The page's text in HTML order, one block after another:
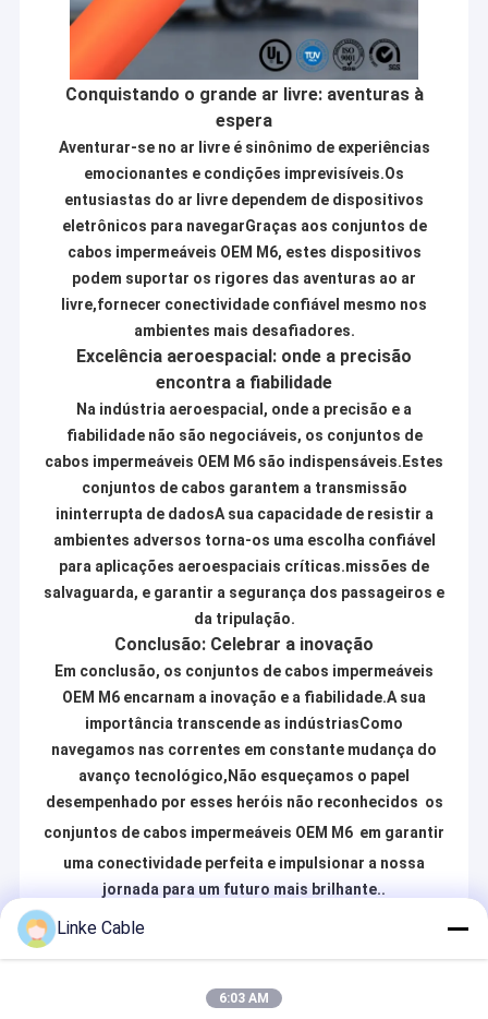
Casa
Produtos
Quem Somos
Fábrica
Controle de Qualidade
Fale Conosco
notícias
Todos os casos
UL Fios elétricos
cabo do carregador do ev
Conquistando o grande ar livre: aventuras à
espera
Aventurar-se no ar livre é sinônimo de experiências
emocionantes e condições imprevisíveis.Os
entusiastas do ar livre dependem de dispositivos
eletrônicos para navegarGraças aos conjuntos de
cabos impermeáveis OEM M6, estes dispositivos
podem suportar os rigores das aventuras ao ar
livre,fornecer conectividade confiável mesmo nos
ambientes mais desafiadores.
Excelência aeroespacial: onde a precisão
encontra a fiabilidade
Na indústria aeroespacial, onde a precisão e a
fiabilidade não são negociáveis, os conjuntos de
cabos impermeáveis OEM M6 são indispensáveis.Estes
conjuntos de cabos garantem a transmissão
ininterrupta de dadosA sua capacidade de resistir a
ambientes adversos torna-os uma escolha confiável
para aplicações aeroespaciais críticas.missões de
salvaguarda, e garantir a segurança dos passageiros e
da tripulação.
Conclusão: Celebrar a inovação
Em conclusão, os conjuntos de cabos impermeáveis
OEM M6 encarnam a inovação e a fiabilidade.A sua
importância transcende as indústriasComo
navegamos nas correntes em constante mudança do
avanço tecnológico,Não esqueçamos o papel
desempenhado por esses heróis não reconhecidos  os
conjuntos de cabos impermeáveis OEM M6  em garantir
uma conectividade perfeita e impulsionar a nossa
jornada para um futuro mais brilhante..
Recommended Products
Concentre-se em P&D e forneça
soluções profissionais para Cabos e Fios,
especialmente para os diferentes
clientes da indústria.
Contém:
Cabo para dispositivos de medição e
controle
Cabo para equipamentos médicos
Cabo para automóveis e transporte
Cabo para carregamento de veículos
elétricos e energia eólica e solar
Cabo para alarme e segurança
Cabo para elevador
Cabo para transportadores e
guindastes
Cabo de comunicações e coaxial
Cabo para automação industrial
Empresa de cabos LinkeA técnica
diversificada de P&D tem satisfeito as
CCC
Linke Cable
6:03 AM